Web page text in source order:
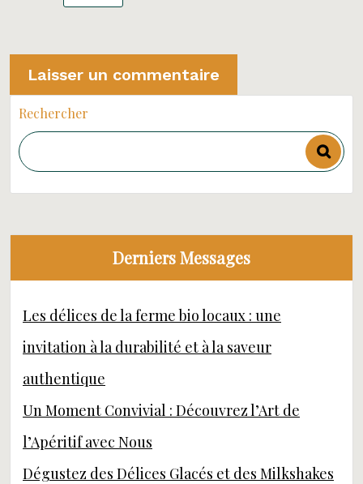
Rechercher
Derniers Messages
Les délices de la ferme bio locaux : une
invitation à la durabilité et à la saveur
authentique
Un Moment Convivial : Découvrez l’Art de
l’Apéritif avec Nous
Dégustez des Délices Glacés et des Milkshakes